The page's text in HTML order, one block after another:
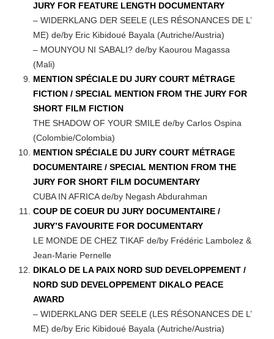
JURY FOR FEATURE LENGTH DOCUMENTARY
– WIDERKLANG DER SEELE (LES RÉSONANCES DE L’
ME) de/by Eric Kibidoué Bayala (Autriche/Austria)
– MOUNYOU NI SABALI? de/by Kaourou Magassa
(Mali)
MENTION SPÉCIALE DU JURY COURT MÉTRAGE
FICTION / SPECIAL MENTION FROM THE JURY FOR
SHORT FILM FICTION
THE SHADOW OF YOUR SMILE de/by Carlos Ospina
(Colombie/Colombia)
MENTION SPÉCIALE DU JURY COURT MÉTRAGE
DOCUMENTAIRE / SPECIAL MENTION FROM THE
JURY FOR SHORT FILM DOCUMENTARY
CUBA IN AFRICA de/by Negash Abdurahman
COUP DE COEUR DU JURY DOCUMENTAIRE /
JURY’S FAVOURITE FOR DOCUMENTARY
LE MONDE DE CHEZ TIKAF de/by Frédéric Lambolez &
Jean-Marie Pernelle
DIKALO DE LA PAIX NORD SUD DEVELOPPEMENT /
NORD SUD DEVELOPPEMENT DIKALO PEACE
AWARD
– WIDERKLANG DER SEELE (LES RÉSONANCES DE L’
ME) de/by Eric Kibidoué Bayala (Autriche/Austria)